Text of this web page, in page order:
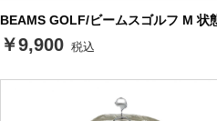
BEAMS GOLF/ビームスゴルフ M 状
￥9,900 税込